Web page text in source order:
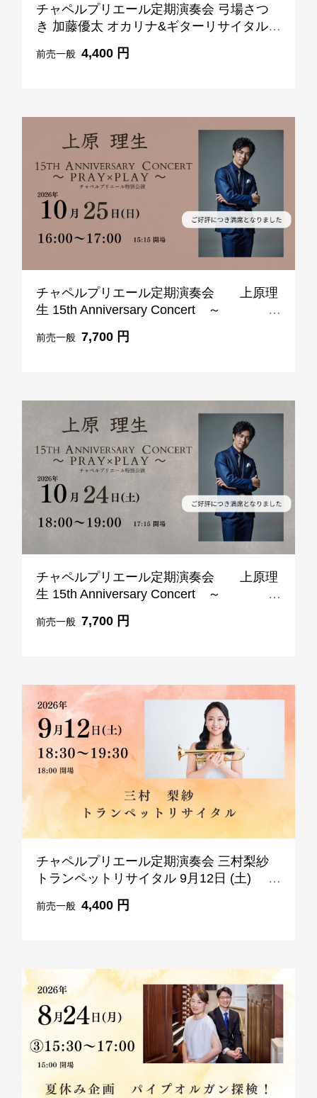
チャペルプリエール定期演奏会 弓場さつ
き 加藤優太 オカリナ&ギターリサイタル
前売一般 4,400 円
チャペルプリエール定期演奏会 上原理
生 15th Anniversary Concert ～
PRAY×PLAY ～ 10月25日 (日) 16:00-
17:00
前売一般 7,700 円
チャペルプリエール定期演奏会 上原理
生 15th Anniversary Concert ～
PRAY×PLAY ～ 10月24日 (土) 18:00-
19:00
前売一般 7,700 円
チャペルプリエール定期演奏会 三村梨紗
トランペットリサイタル 9月12日 (土)
前売一般 4,400 円
2F 日本料理
1F
ティー＆カクテルラウンジ
お席のご予約
TEL 092-482-1167
お席のご予約
TEL 092-482-1168
以下のレストランをご利用の場合はお問合せフォームからご
連絡頂けますようお願いします
2F 寿司
TEL 092-482-1174
個室やレストランご利用で、ご不明な点がございましたらお
気軽にご相談下さい。
レストラン全般に関する
お問合せはこちら